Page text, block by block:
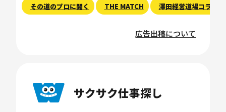
その道のプロに聞く THE MATCH 澤田経営道場コラム
広告出稿について
サクサク仕事探し